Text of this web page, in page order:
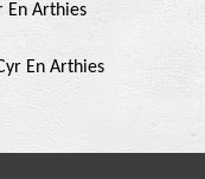
En Arthies
En Arthies